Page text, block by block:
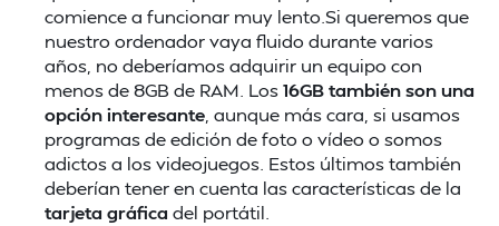
comience a funcionar muy lento.Si queremos que
nuestro ordenador vaya fluido durante varios
años, no deberíamos adquirir un equipo con
menos de 8GB de RAM. Los16GB también son una
opción interesante, aunque más cara, si usamos
programas de edición de foto o vídeo o somos
adictos a los videojuegos. Estos últimos también
deberían tener en cuenta las características de la
tarjeta gráfica del portátil.